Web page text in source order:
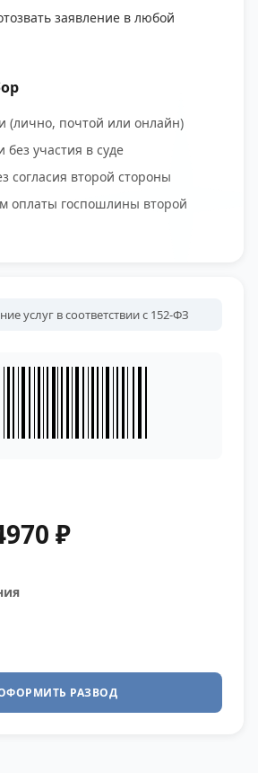
заявление в любой
(лично, почтой или онлайн)
без участия в суде
согласия второй стороны
оплаты госпошлины второй
услуг в соответствии с 152-ФЗ
₽
РАЗВОД